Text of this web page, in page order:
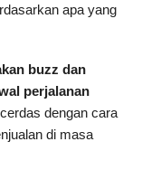
apa yang
buzz dan
perjalanan
dengan cara
di masa